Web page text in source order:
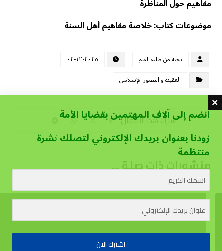
مفاهيم حول المناظرة
موضوعات كتاب: خلاصة مفاهيم أهل السنة
نخبة من طلبة العلم
٢٠٢٥-١٢-٠٢
العقيدة و التصور الإسلامي
منشورات ذات صلة ...
انضم إلى آلاف المهتمين بقضايا الأمة
زودنا بعنوان بريدك الإلكتروني لتصلك نشرة
منتظمة
اشترك الآن